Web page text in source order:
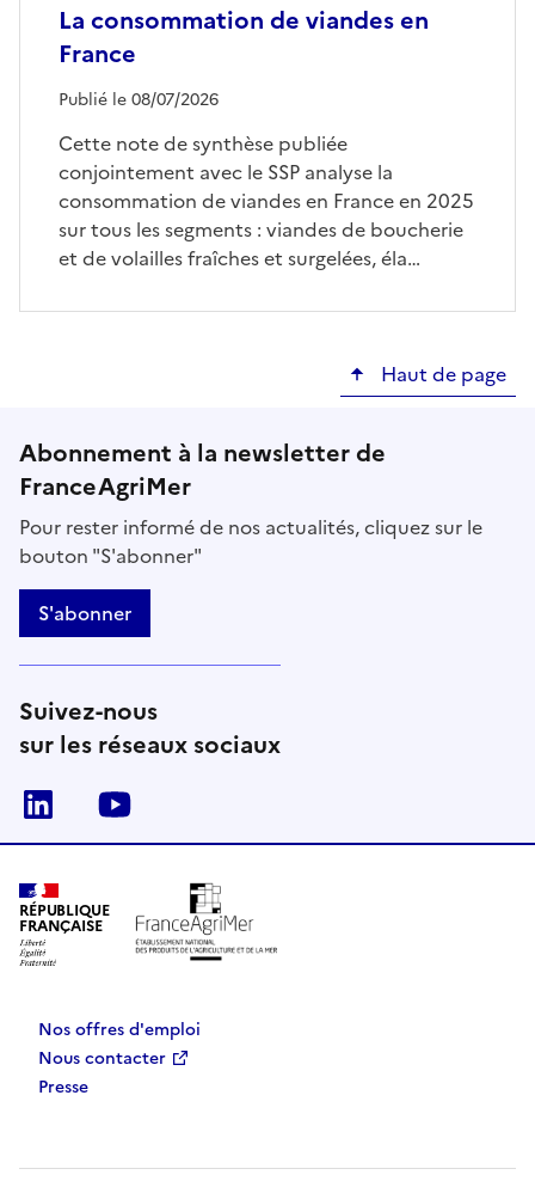
La consommation de viandes en
France
Publié le 08/07/2026
Cette note de synthèse publiée
conjointement avec le SSP analyse la
consommation de viandes en France en 2025
sur tous les segments : viandes de boucherie
et de volailles fraîches et surgelées, éla…
Haut de page
Abonnement à la newsletter de
FranceAgriMer
Pour rester informé de nos actualités, cliquez sur le
bouton "S'abonner"
S'abonner
Suivez-nous
sur les réseaux sociaux
Linkedin
RÉPUBLIQUE
FRANÇAISE
Nos offres d'emploi
Nous contacter
Presse